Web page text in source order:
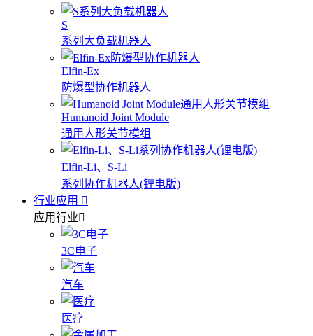
S
系列大负载机器人
Elfin-Ex
防爆型协作机器人
Humanoid Joint Module
通用人形关节模组
Elfin-Li、S-Li
系列协作机器人(锂电版)
行业应用
应用行业
3C电子
汽车
医疗